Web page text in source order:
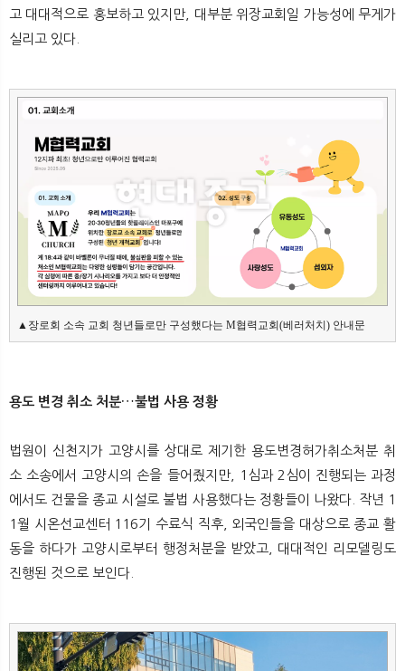
고 대대적으로 홍보하고 있지만, 대부분 위장교회일 가능성에 무게가
실리고 있다.
▲장로회 소속 교회 청년들로만 구성했다는 M협력교회(베러처치) 안내문
용도 변경 취소 처분…불법 사용 정황
법원이 신천지가 고양시를 상대로 제기한 용도변경허가취소처분 취
소 소송에서 고양시의 손을 들어줬지만, 1심과 2심이 진행되는 과정
에서도 건물을 종교 시설로 불법 사용했다는 정황들이 나왔다. 작년 1
1월 시온선교센터 116기 수료식 직후, 외국인들을 대상으로 종교 활
동을 하다가 고양시로부터 행정처분을 받았고, 대대적인 리모델링도
진행된 것으로 보인다.